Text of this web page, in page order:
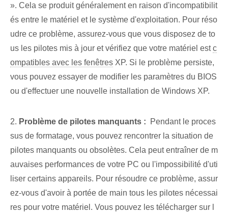
». Cela se produit généralement en raison d'incompatibilit
és entre le matériel et le système d'exploitation. ​Pour réso
udre ce problème, assurez-vous que vous disposez de to
us les pilotes mis à jour et vérifiez que votre matériel estc
ompatibles avec les fenêtres XP. Si le problème persiste,
vous pouvez essayer de modifier les paramètres du BIOS
ou d'effectuer une nouvelle installation de Windows XP.
2. Problème de pilotes manquants : ​ Pendant le proces
sus de formatage, vous pouvez rencontrer la situation de
pilotes manquants ou obsolètes. Cela peut entraîner de m
auvaises performances de votre PC ou l'impossibilité d'uti
liser certains appareils. Pour résoudre ce problème, assur
ez-vous d'avoir à portée de main tous les pilotes nécessai
res pour votre matériel. Vous pouvez les télécharger sur l